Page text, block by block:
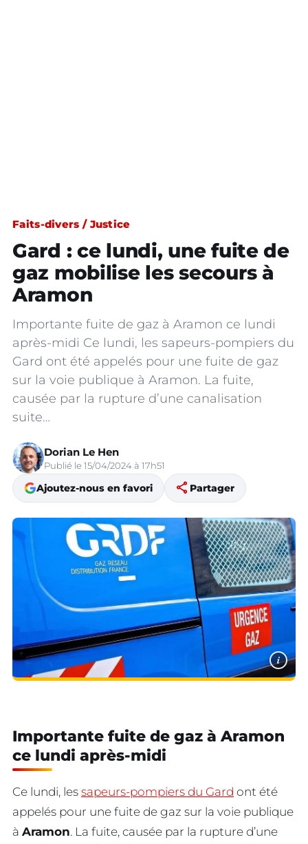
Faits-divers / Justice
Gard : ce lundi, une fuite de
gaz mobilise les secours à
Aramon
Importante fuite de gaz à Aramon ce lundi
après-midi Ce lundi, les sapeurs-pompiers du
Gard ont été appelés pour une fuite de gaz
sur la voie publique à Aramon. La fuite,
causée par la rupture d’une canalisation
suite…
Dorian Le Hen
Publié le 15/04/2024 à 17h51
Ajoutez-nous en favori share Partager
i
Importante fuite de gaz à Aramon
ce lundi après-midi
Ce lundi, les sapeurs-pompiers du Gard ont été
appelés pour une fuite de gaz sur la voie publique
à Aramon. La fuite, causée par la rupture d’une